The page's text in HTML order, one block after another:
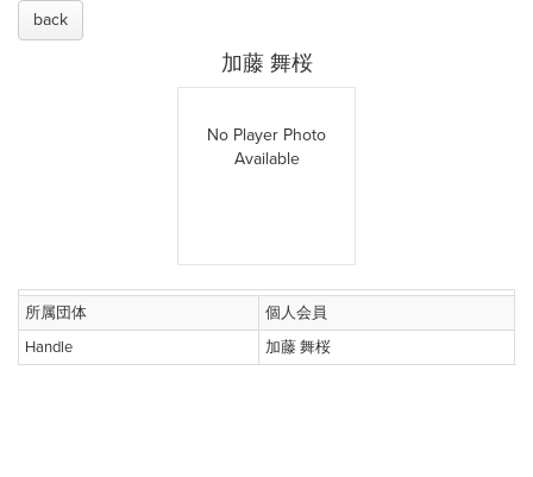
back
加藤 舞桜
No Player Photo
Available
所属団体
個人会員
Handle
加藤 舞桜